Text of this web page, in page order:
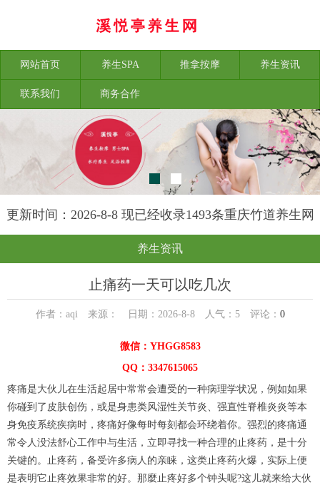
网站首页 养生SPA 推拿按摩 养生资讯
联系我们 商务合作
更新时间：2026-8-8 现已经收录1493条重庆竹道养生网
信息
养生资讯
止痛药一天可以吃几次
作者：aqi 来源： 日期：2026-8-8 人气： 5评论： 0
微信：YHGG8583
QQ：3347615065
疼痛是大伙儿在生活起居中常常会遭受的一种病理学状况，例如如果
你碰到了皮肤创伤，或是身患类风湿性关节炎、强直性脊椎炎炎等本
身免疫系统疾病时，疼痛好像每时每刻都会环绕着你。强烈的疼痛通
常令人没法舒心工作中与生活，立即寻找一种合理的止疼药，是十分
关键的。止疼药，备受许多病人的亲睐，这类止疼药火爆，实际上便
是表明它止疼效果非常的好。那麼止疼好多个钟头呢?这儿就来给大伙